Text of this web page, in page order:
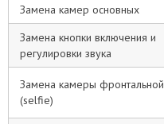
Замена камер основных
Замена кнопки включения и
регулировки звука
Замена камеры фронтальной
(selfie)